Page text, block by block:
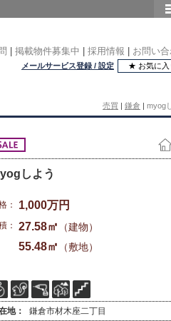
掲載物件募集中 採用情報 お問い
メールサービス登録 / 設定 ★ お気に入
売買 | 鎌倉 | myog
しよう
： 1,000万円
： 27.58㎡ （建物）
55.48㎡ （敷地）
地： 鎌倉市材木座二丁目